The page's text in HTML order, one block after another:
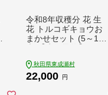
令和8年収穫分 花 生
花 トルコギキョウお
まかせセット (5～10
年8月下旬から順次発
送予定】 [花 生花 ト
秋田県東成瀬村
22,000 円